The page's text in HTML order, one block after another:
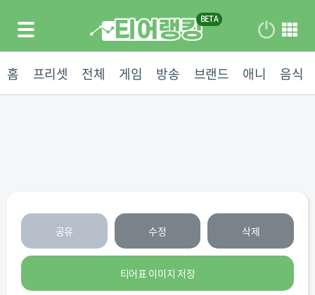
홈 프리셋 전체 게임 방송 브랜드 애니 음식
공유 수정 삭제
티어표 이미지 저장